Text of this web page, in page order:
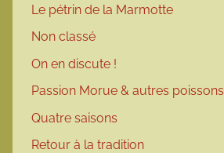
Le pétrin de la Marmotte
Non classé
On en discute !
Passion Morue & autres poissons
Quatre saisons
Retour à la tradition